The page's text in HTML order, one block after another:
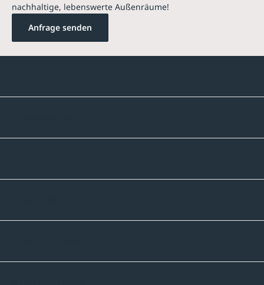
nachhaltige, lebenswerte Außenräume!
Anfrage senden